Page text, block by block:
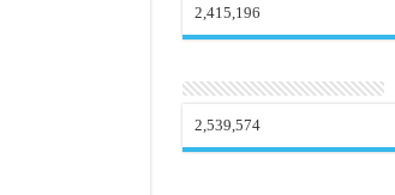
2,415,196
2,539,574